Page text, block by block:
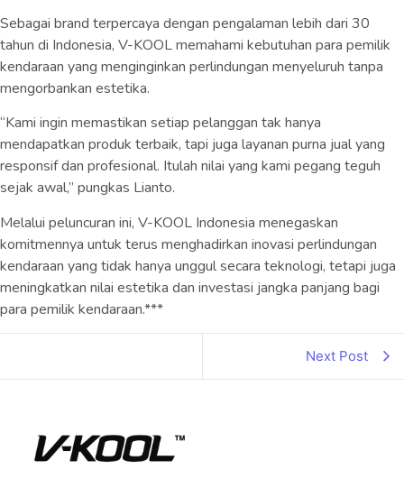
Sebagai brand terpercaya dengan pengalaman lebih dari 30
tahun di Indonesia, V-KOOL memahami kebutuhan para pemilik
kendaraan yang menginginkan perlindungan menyeluruh tanpa
mengorbankan estetika.
“Kami ingin memastikan setiap pelanggan tak hanya
mendapatkan produk terbaik, tapi juga layanan purna jual yang
responsif dan profesional. Itulah nilai yang kami pegang teguh
sejak awal,” pungkas Lianto.
Melalui peluncuran ini, V-KOOL Indonesia menegaskan
komitmennya untuk terus menghadirkan inovasi perlindungan
kendaraan yang tidak hanya unggul secara teknologi, tetapi juga
meningkatkan nilai estetika dan investasi jangka panjang bagi
para pemilik kendaraan.***
Next Post